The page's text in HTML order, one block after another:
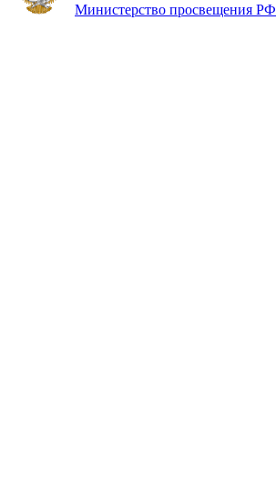
Министерство просвещения РФ